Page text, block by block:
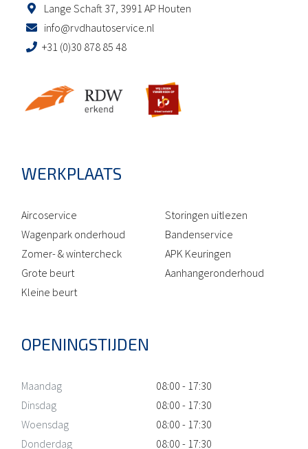
Lange Schaft 37, 3991 AP Houten
info@rvdhautoservice.nl
+31 (0)30 878 85 48
WERKPLAATS
Aircoservice
Wagenpark onderhoud
Zomer- & wintercheck
Grote beurt
Kleine beurt
Storingen uitlezen
Bandenservice
APK Keuringen
Aanhangeronderhoud
OPENINGSTIJDEN
Maandag
08:00 - 17:30
Dinsdag
08:00 - 17:30
Woensdag
08:00 - 17:30
Donderdag
08:00 - 17:30